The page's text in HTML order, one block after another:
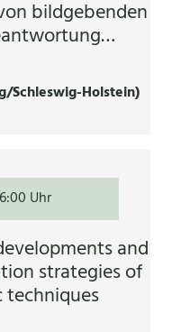
bildgebenden
Schleswig-Holstein)
Uhr
and
strategies of
techniques